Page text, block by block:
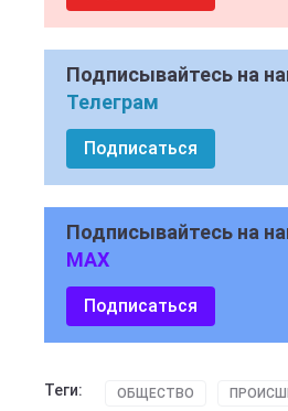
Подписывайтесь на
Телеграм
Подписаться
Подписывайтесь на
MAX
Подписаться
Теги: ОБЩЕСТВО